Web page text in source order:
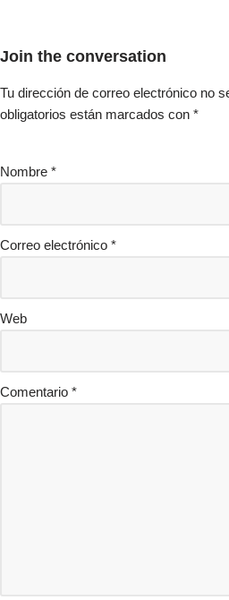
Join the conversation
Tu dirección de correo electrónico no
obligatorios están marcados con *
Nombre *
Correo electrónico *
Web
Comentario *